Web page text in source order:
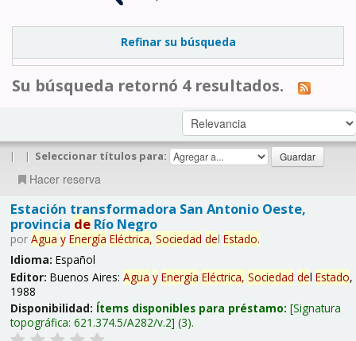
Refinar su búsqueda
Su búsqueda retornó 4 resultados.
| | Seleccionar títulos para:
Hacer reserva
Estación transformadora San Antonio Oeste,
provincia deRío Negro
por Agua y Energía Eléctrica, Sociedad del Estado.
Idioma: Español
Editor: Buenos Aires: Agua y Energía Eléctrica, Sociedad del Estado,
1988
Disponibilidad: Ítems disponibles para préstamo: Signatura
topográfica: 621.374.5/A282/v.2 (3).